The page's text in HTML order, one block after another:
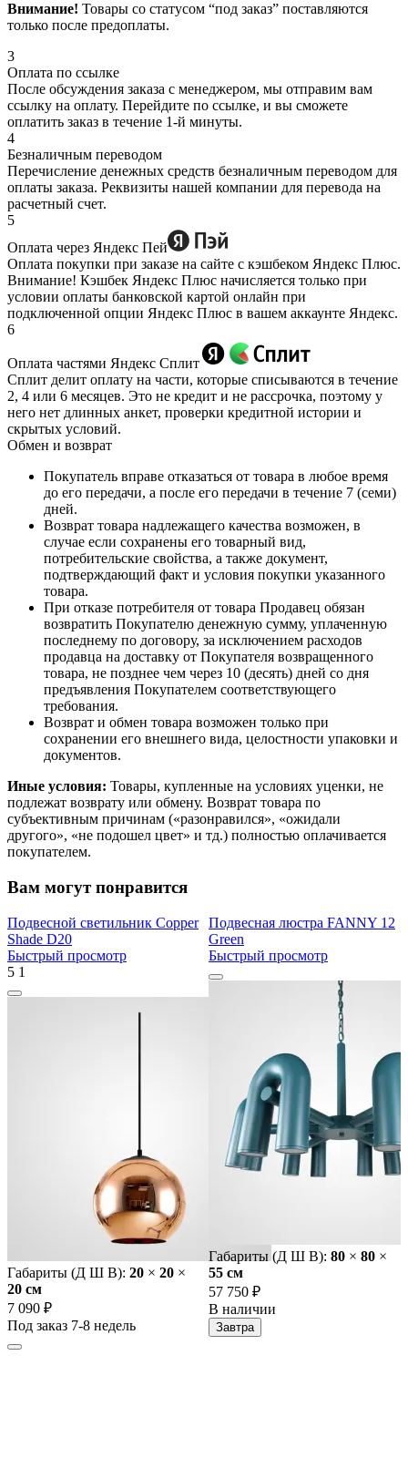
Внимание! Товары со статусом “под заказ” поставляются
только после предоплаты.
3
Оплата по ссылке
После обсуждения заказа с менеджером, мы отправим вам
ссылку на оплату. Перейдите по ссылке, и вы сможете
оплатить заказ в течение 1-й минуты.
4
Безналичным переводом
Перечисление денежных средств безналичным переводом для
оплаты заказа. Реквизиты нашей компании для перевода на
расчетный счет.
5
Оплата через Яндекс Пей
Оплата покупки при заказе на сайте с кэшбеком Яндекс Плюс.
Внимание! Кэшбек Яндекс Плюс начисляется только при
условии оплаты банковской картой онлайн при
подключенной опции Яндекс Плюс в вашем аккаунте Яндекс.
6
Оплата частями Яндекс Сплит
Сплит делит оплату на части, которые списываются в течение
2, 4 или 6 месяцев. Это не кредит и не рассрочка, поэтому у
него нет длинных анкет, проверки кредитной истории и
скрытых условий.
Обмен и возврат
Покупатель вправе отказаться от товара в любое время
до его передачи, а после его передачи в течение 7 (семи)
дней.
Возврат товара надлежащего качества возможен, в
случае если сохранены его товарный вид,
потребительские свойства, а также документ,
подтверждающий факт и условия покупки указанного
товара.
При отказе потребителя от товара Продавец обязан
возвратить Покупателю денежную сумму, уплаченную
последнему по договору, за исключением расходов
продавца на доставку от Покупателя возвращенного
товара, не позднее чем через 10 (десять) дней со дня
предъявления Покупателем соответствующего
требования.
Возврат и обмен товара возможен только при
сохранении его внешнего вида, целостности упаковки и
документов.
Иные условия: Товары, купленные на условиях уценки, не
подлежат возврату или обмену. Возврат товара по
субъективным причинам («разонравился», «ожидали
другого», «не подошел цвет» и тд.) полностью оплачивается
покупателем.
Вам могут понравится
Подвесной светильник Copper
Shade D20
Быстрый просмотр
5 1
Габариты (Д Ш В): 20 × 20 ×
20 cм
7 090 ₽
Под заказ 7-8 недель
Подвесная люстра FANNY 12
Green
Быстрый просмотр
Габариты (Д Ш В): 80 × 80 ×
55 cм
57 750 ₽
В наличии
Завтра